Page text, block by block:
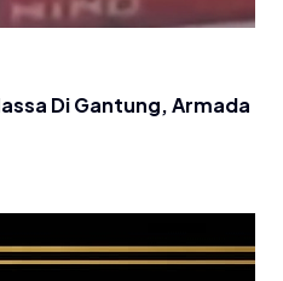
Di Gantung, Armada